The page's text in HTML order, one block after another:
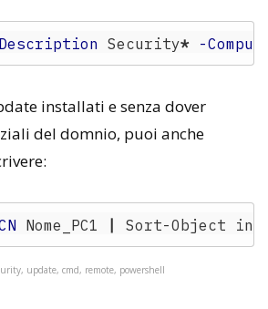
Security* -
installati e senza dover
del domnio, puoi anche
Nome_PC1 | Sort-Object
update, cmd, remote, powershell